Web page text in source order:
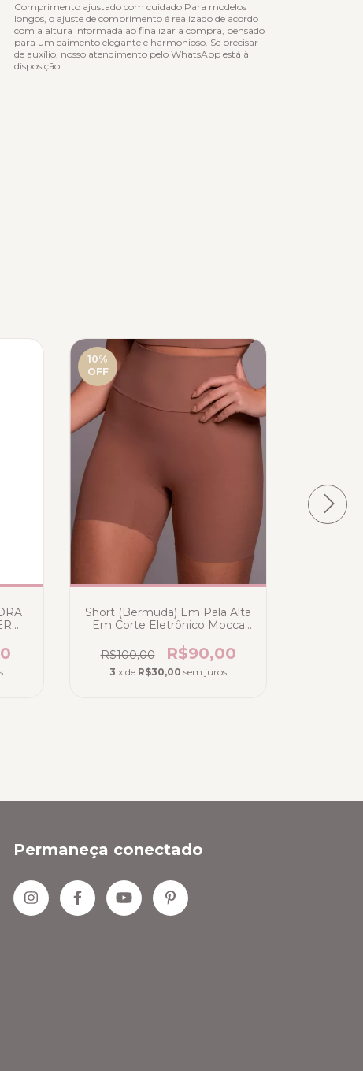
Comprimento ajustado com cuidado Para modelos
longos, o ajuste de comprimento é realizado de acordo
com a altura informada ao finalizar a compra, pensado
para um caimento elegante e harmonioso. Se precisar
de auxílio, nosso atendimento pelo WhatsApp está à
disposição.
10%
OFF
Short (Bermuda) Em Pala Alta
Em Corte Eletrônico Mocca
R$100,00
R$90,00
3 x de R$30,00 sem juros
Permaneça conectado